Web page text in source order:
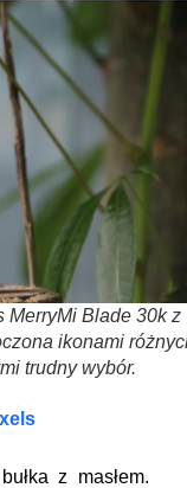
MerryMi Blade 30k z
ikonami
trudny wybór.
z masłem.